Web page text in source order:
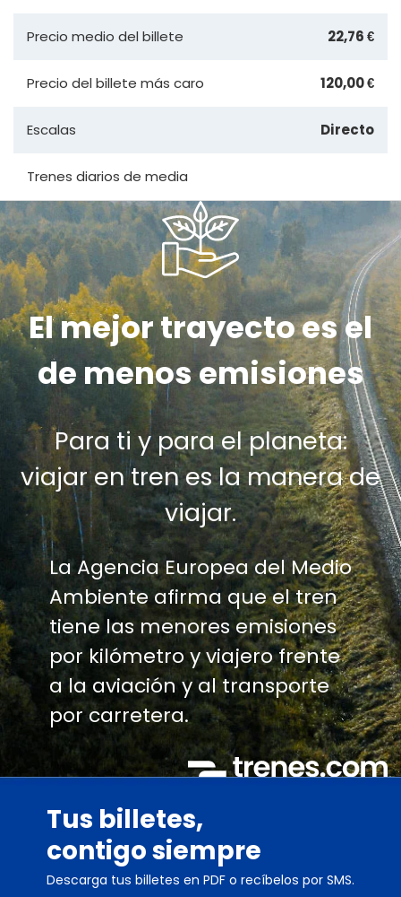
Precio medio del billete 22,76 €
Precio del billete más caro 120,00 €
Escalas Directo
Trenes diarios de media
El mejor trayecto es el
de menos emisiones
Para ti y para el planeta:
viajar en tren es la manera de
viajar.
La Agencia Europea del Medio
Ambiente afirma que el tren
tiene las menores emisiones
por kilómetro y viajero frente
a la aviación y al transporte
por carretera.
Tus billetes,
contigo siempre
Descarga tus billetes en PDF o recíbelos por SMS.